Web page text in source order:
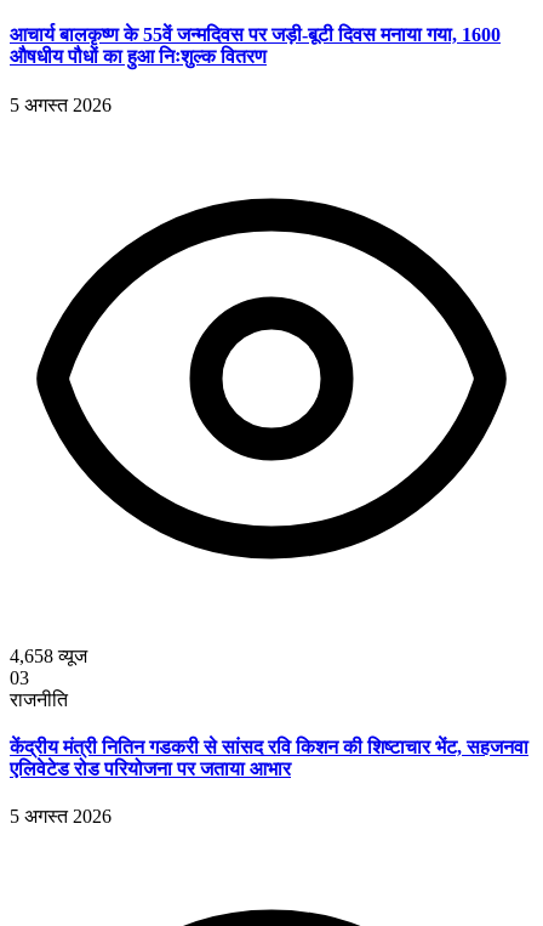
आचार्य बालकृष्ण के 55वें जन्मदिवस पर जड़ी-बूटी दिवस मनाया गया, 1600
औषधीय पौधों का हुआ निःशुल्क वितरण
5 अगस्त 2026
4,658व्यूज
03
राजनीति
केंद्रीय मंत्री नितिन गडकरी से सांसद रवि किशन की शिष्टाचार भेंट, सहजनवा
एलिवेटेड रोड परियोजना पर जताया आभार
5 अगस्त 2026